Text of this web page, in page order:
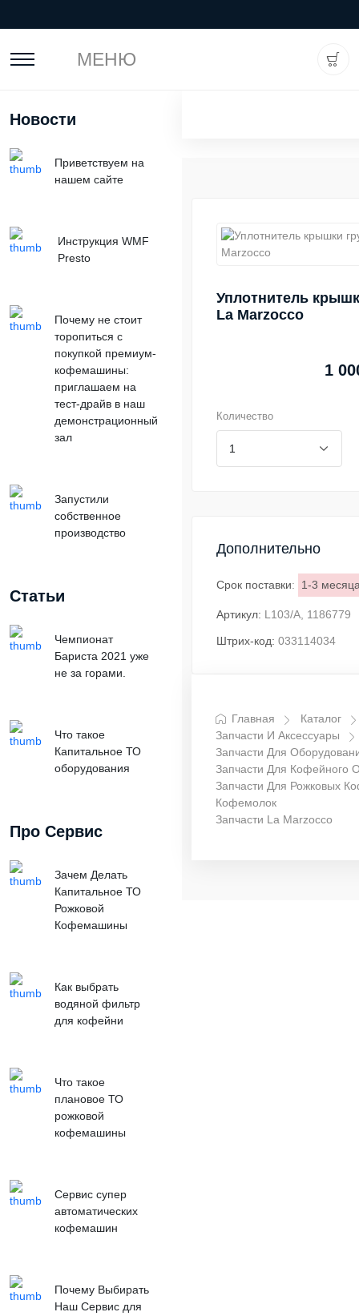
МЕНЮ
Новости
Приветствуем на
нашем сайте
Инструкция WMF
Presto
Почему не стоит
торопиться с
покупкой премиум-
кофемашины:
приглашаем на
тест-драйв в наш
демонстрационный
зал
Запустили
собственное
производство
Статьи
Чемпионат
Бариста 2021 уже
не за горами.
Что такое
Капитальное ТО
оборудования
Про Сервис
Зачем Делать
Капитальное ТО
Рожковой
Кофемашины
Как выбрать
водяной фильтр
для кофейни
Что такое
плановое ТО
рожковой
кофемашины
Сервис супер
автоматических
кофемашин
Почему Выбирать
Наш Сервис для
Уплотнитель
La Marzocco
1
Количество
Дополнительно
Срок поставки: 1-3
Артикул: L103/A, 1186779
Штрих-код: 033114034
Главная
Каталог
Запчасти И Аксессуары
Запчасти Для
Запчасти Для Кофейного
Запчасти Для Рожковых
Кофемолок
Запчасти La Marzocco